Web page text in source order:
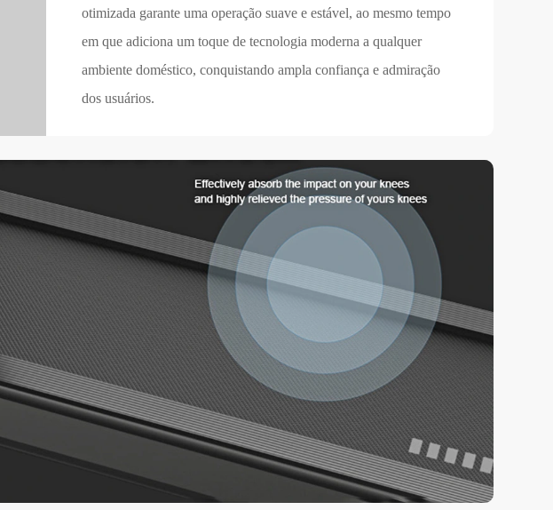
otimizada garante uma operação suave e estável, ao mesmo tempo
em que adiciona um toque de tecnologia moderna a qualquer
ambiente doméstico, conquistando ampla confiança e admiração
dos usuários.